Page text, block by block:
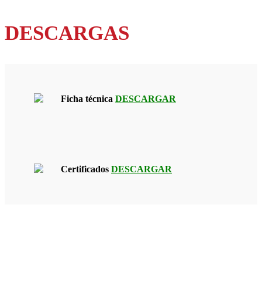
DESCARGAS
Ficha técnica DESCARGAR
Certificados DESCARGAR